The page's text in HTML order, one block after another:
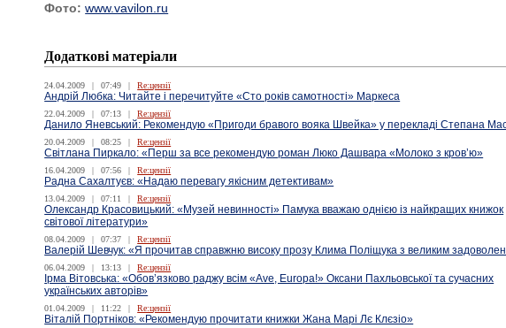
Фото: www.vavilon.ru
Додаткові матеріали
24.04.2009 | 07:49 | Re:цензії
Андрій Любка: Читайте і перечитуйте «Сто років самотності» Маркеса
22.04.2009 | 07:13 | Re:цензії
Данило Яневський: Рекомендую «Пригоди бравого вояка Швейка» у перекладі Степана
20.04.2009 | 08:25 | Re:цензії
Світлана Пиркало: «Перш за все рекомендую роман Люко Дашвара «Молоко з кров’ю»
16.04.2009 | 07:56 | Re:цензії
Радна Сахалтуєв: «Надаю перевагу якісним детективам»
13.04.2009 | 07:11 | Re:цензії
Олександр Красовицький: «Музей невинності» Памука вважаю однією із найкращих книжок
світової літератури»
08.04.2009 | 07:37 | Re:цензії
Валерій Шевчук: «Я прочитав справжню високу прозу Клима Поліщука з великим
06.04.2009 | 13:13 | Re:цензії
Ірма Вітовська: «Обов’язково раджу всім «Ave, Europa!» Оксани Пахльовської та сучасних
українських авторів»
01.04.2009 | 11:22 | Re:цензії
Віталій Портніков: «Рекомендую прочитати книжки Жана Марі Лє Клєзіо»